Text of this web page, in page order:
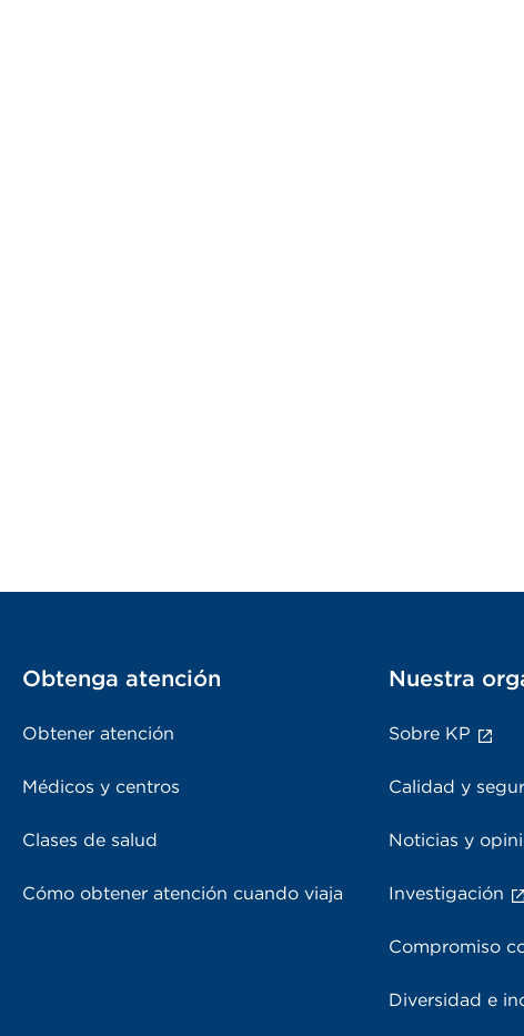
Obtenga atención
Obtener atención
Médicos y centros
Clases de salud
Cómo obtener atención cuando viaja
Nuestra
Sobre KP
Calidad y
Noticias y
Investigación
Compromiso
Diversidad e